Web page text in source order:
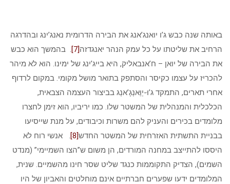
באותה שנה כבש ג’ו יואנג’אנג את הבירה הדרומית נאנג’ינג ובהדרגה
הרחיב את שליטתו על כל עמק הנהר יאנגדזה[7]
. בהמשך הוא כבש
את הבירה של יואן – ח’אנבאליק, היא בייג’ינג של ימינו. הוא לא מיהר
להכריז על עצמו כקיסר והסתפק בתואר מושל מקומי. במקום לרדוף
אחרי תארים, התמקד ג’וּ-יְוֵּאנְגָ’אנְג בביצור העצמה הצבאית,
הכלכלית והמנהלית של המשטר שלו. כמו יריביו, הוא זימן לחצרו
מלומדים בכירים והעניק להם משרות וכיבודים, על מנת שייסיעו
בבניית התשתית האזרחית של המשטר החדש[8]
. אנשי רוח לא
היססו להתייצב במחנה המורדים, הן משום ש”הצו השמיימי” (מנדט
השמים), הצדיק התקוממות כנגד שליט שסר חינו מהשמיים. שנית,
המלומדים ידעו שפערים חברתיים אינם מוחלטים והאביון של היו